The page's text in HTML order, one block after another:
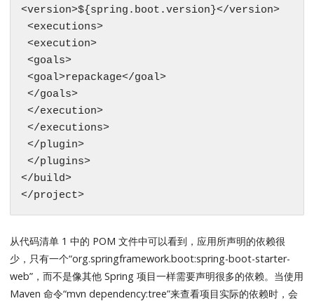
<version>${spring.boot.version}</version>
<executions>
<execution>
<goals>
<goal>repackage</goal>
</goals>
</execution>
</executions>
</plugin>
</plugins>
</build>
</project>
从代码清单 1 中的 POM 文件中可以看到，应用所声明的依赖很
少，只有一个“org.springframework.boot:spring-boot-starter-
web”，而不是像其他 Spring 项目一样需要声明很多的依赖。当使用
Maven 命令“mvn dependency:tree”来查看项目实际的依赖时，会